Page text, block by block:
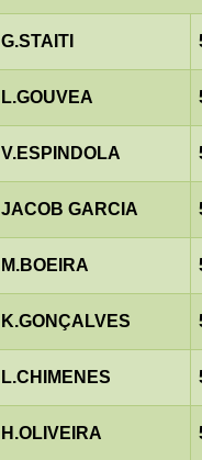
G.STAITI
L.GOUVEA
V.ESPINDOLA
JACOB GARCIA
M.BOEIRA
K.GONÇALVES
L.CHIMENES
H.OLIVEIRA